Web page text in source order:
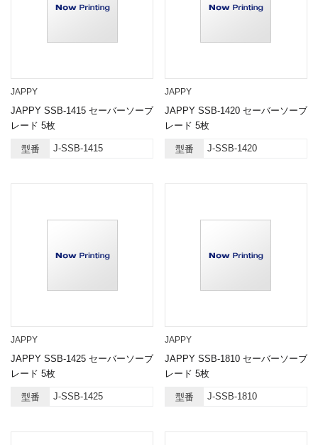
JAPPY
JAPPY SSB-1415 セーバーソーブ
レード 5枚
型番 J-SSB-1415
JAPPY
JAPPY SSB-1420 セーバーソーブ
レード 5枚
型番 J-SSB-1420
JAPPY
JAPPY SSB-1425 セーバーソーブ
レード 5枚
型番 J-SSB-1425
JAPPY
JAPPY SSB-1810 セーバーソーブ
レード 5枚
型番 J-SSB-1810